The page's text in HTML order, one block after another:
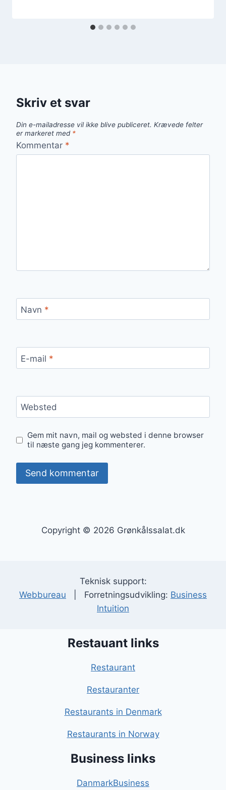
Skriv et svar
Din e-mailadresse vil ikke blive publiceret. Krævede felter
er markeret med *
Kommentar *
Navn *
E-mail *
Websted
Gem mit navn, mail og websted i denne browser
til næste gang jeg kommenterer.
Copyright © 2026 Grønkålssalat.dk
Teknisk support:
Webbureau | Forretningsudvikling: Business
Intuition
Restauant links
Restaurant
Restauranter
Restaurants in Denmark
Restaurants in Norway
Business links
DanmarkBusiness